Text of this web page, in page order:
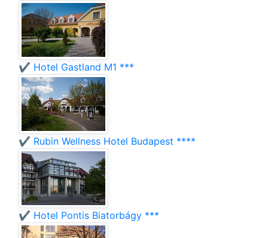
✔️ Hotel Gastland M1 ***
✔️ Rubin Wellness Hotel Budapest ****
✔️ Hotel Pontis Biatorbágy ***